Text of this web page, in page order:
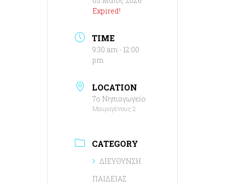
Expired!
TIME
9:30 am - 12:00
pm
LOCATION
7ο Νηπιαγωγείο
Μαυρογένους 2
CATEGORY
ΔΙΕΥΘΥΝΣΗ
ΠΑΙΔΕΙΑΣ